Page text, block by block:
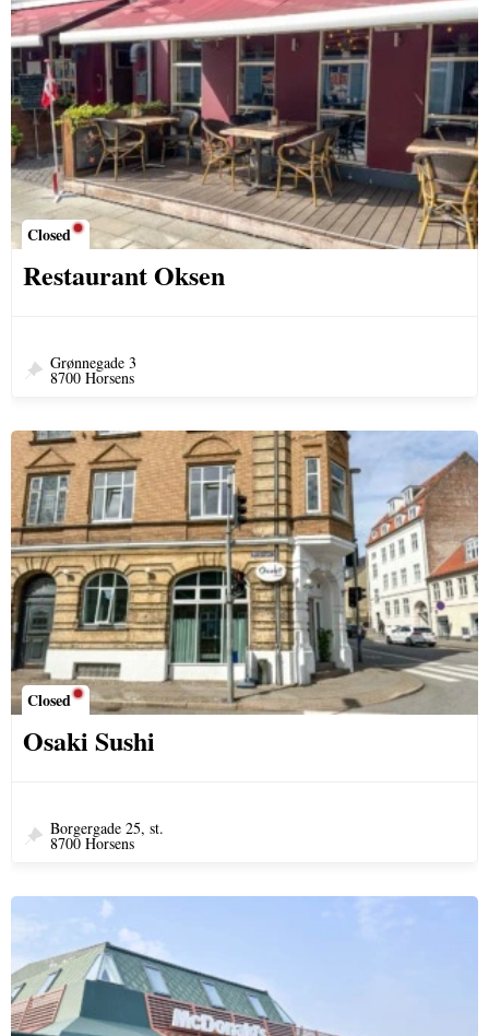
Closed
Restaurant Oksen
Grønnegade 3
8700 Horsens
Closed
Osaki Sushi
Borgergade 25, st.
8700 Horsens